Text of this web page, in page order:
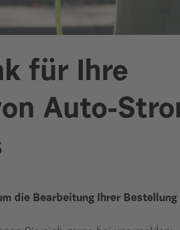
für Ihre
Auto-
die Bearbeitung Ihrer Bestellung